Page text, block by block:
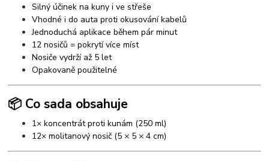
Silný účinek na kuny i ve střeše
Vhodné i do auta proti okusování kabelů
Jednoduchá aplikace během pár minut
12 nosičů = pokrytí více míst
Nosiče vydrží až 5 let
Opakovaně použitelné
📦 Co sada obsahuje
1× koncentrát proti kunám (250 ml)
12× molitanový nosič (5 × 5 × 4 cm)